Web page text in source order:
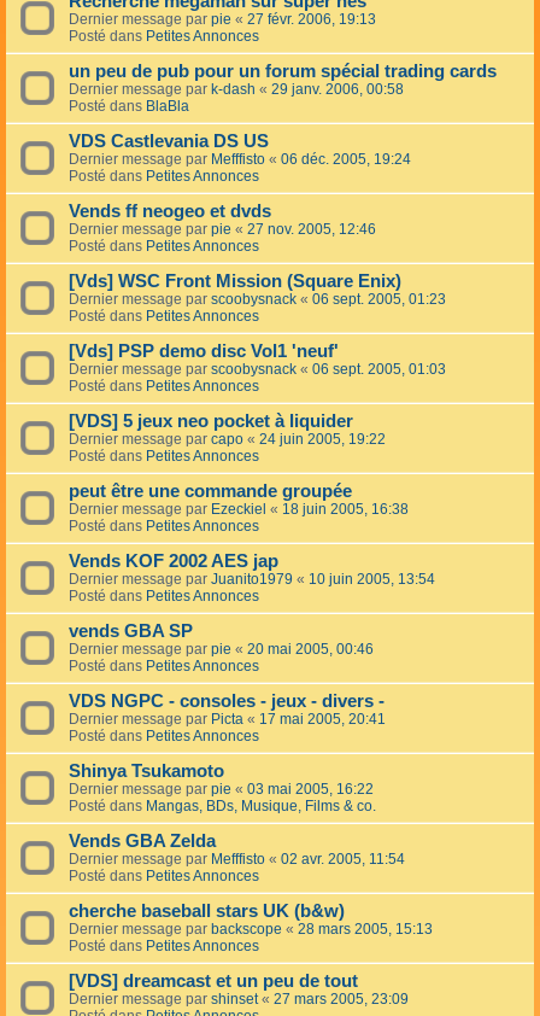
Dernier message par pie « 27 févr. 2006, 19:13
Posté dans Petites Annonces
un peu de pub pour un forum spécial trading cards
Dernier message par k-dash « 29 janv. 2006, 00:58
Posté dans BlaBla
VDS Castlevania DS US
Dernier message par Mefffisto « 06 déc. 2005, 19:24
Posté dans Petites Annonces
Vends ff neogeo et dvds
Dernier message par pie « 27 nov. 2005, 12:46
Posté dans Petites Annonces
[Vds] WSC Front Mission (Square Enix)
Dernier message par scoobysnack « 06 sept. 2005, 01:23
Posté dans Petites Annonces
[Vds] PSP demo disc Vol1 'neuf'
Dernier message par scoobysnack « 06 sept. 2005, 01:03
Posté dans Petites Annonces
[VDS] 5 jeux neo pocket à liquider
Dernier message par capo « 24 juin 2005, 19:22
Posté dans Petites Annonces
peut être une commande groupée
Dernier message par Ezeckiel « 18 juin 2005, 16:38
Posté dans Petites Annonces
Vends KOF 2002 AES jap
Dernier message par Juanito1979 « 10 juin 2005, 13:54
Posté dans Petites Annonces
vends GBA SP
Dernier message par pie « 20 mai 2005, 00:46
Posté dans Petites Annonces
VDS NGPC - consoles - jeux - divers -
Dernier message par Picta « 17 mai 2005, 20:41
Posté dans Petites Annonces
Shinya Tsukamoto
Dernier message par pie « 03 mai 2005, 16:22
Posté dans Mangas, BDs, Musique, Films & co.
Vends GBA Zelda
Dernier message par Mefffisto « 02 avr. 2005, 11:54
Posté dans Petites Annonces
cherche baseball stars UK (b&w)
Dernier message par backscope « 28 mars 2005, 15:13
Posté dans Petites Annonces
[VDS] dreamcast et un peu de tout
Dernier message par shinset« 27 mars 2005, 23:09